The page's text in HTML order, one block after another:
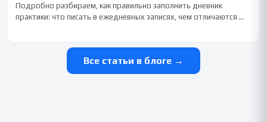
Подробно разбираем, как правильно заполнить дневник
практики: что писать в ежедневных записях, чем отличаются …
Все статьи в блоге →